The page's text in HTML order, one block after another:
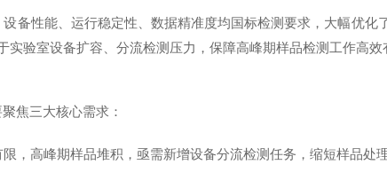
备性能、运行稳定性、数据精准度均国标检测要求，大幅优
验室设备扩容、分流检测压力，保障高峰期样品检测工作高效
焦三大核心需求：
，高峰期样品堆积，亟需新增设备分流检测任务，缩短样品处